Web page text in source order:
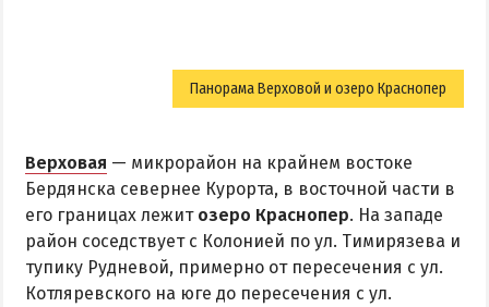
Панорама Верховой и озеро Краснопер
Верховая — микрорайон на крайнем востоке
Бердянска севернее Курорта, в восточной части в
его границах лежит озеро Краснопер. На западе
район соседствует с Колонией по ул. Тимирязева и
тупику Рудневой, примерно от пересечения с ул.
Котляревского на юге до пересечения с ул.